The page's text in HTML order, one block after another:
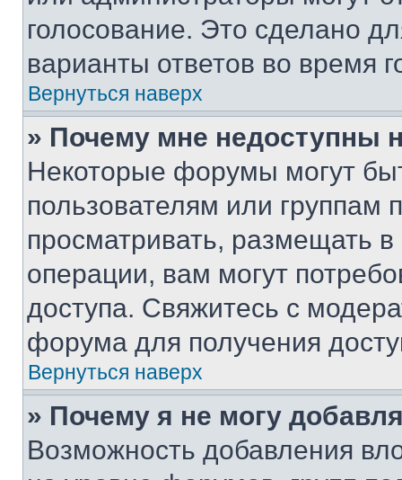
голосование. Это сделано
варианты ответов во время
Вернуться наверх
» Почему мне недоступны
Некоторые форумы могут
пользователям или группам
просматривать, размещать
операции, вам могут
доступа. Свяжитесь с
форума для получения
Вернуться наверх
» Почему я не могу
Возможность добавления